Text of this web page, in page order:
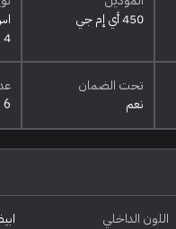
450 أي إم جي
4
تحت الضمان
نعم
6
اللون الداخلي